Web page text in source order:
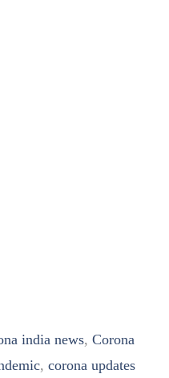
india news, Corona
, corona updates